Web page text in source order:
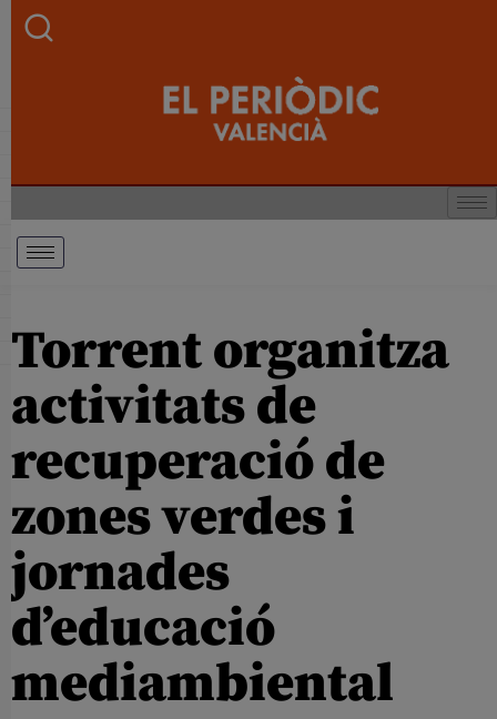
Torrent organitza
activitats de
recuperació de
zones verdes i
jornades
d’educació
mediambiental